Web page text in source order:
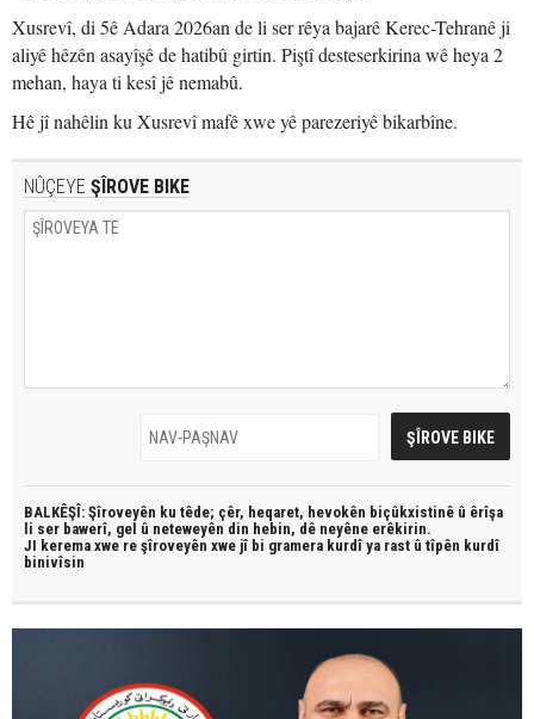
Xusrevî, di 5ê Adara 2026an de li ser rêya bajarê Kerec-Tehranê ji
aliyê hêzên asayîşê de hatibû girtin. Piştî desteserkirina wê heya 2
mehan, haya ti kesî jê nemabû.
Hê jî nahêlin ku Xusrevî mafê xwe yê parezeriyê bikarbîne.
NÛÇEYE ŞÎROVE BIKE
BALKÊŞÎ: Şîroveyên ku têde; çêr, heqaret, hevokên biçûkxistinê û êrîşa
li ser bawerî, gel û neteweyên din hebin, dê neyêne erêkirin.
JI kerema xwe re şîroveyên xwe jî bi gramera kurdî ya rast û tîpên kurdî
binivîsin